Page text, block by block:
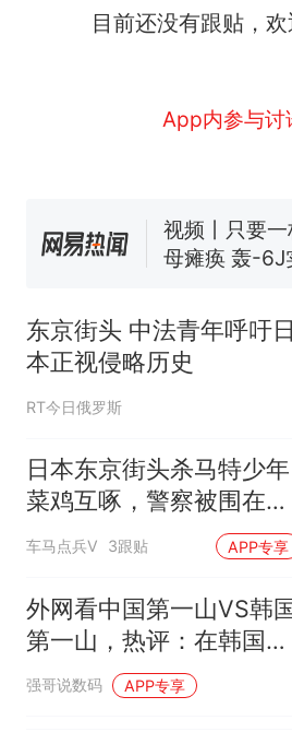
目前还没有跟贴，
App内参与讨
新 全球唯一
了……
视频丨只要
母瘫痪 轰-6J
电力部门回应
台风"白海豚"
大风力14级
十多万人
东京街头 中法青年呼吁日
本正视侵略历史
RT今日俄罗斯
日本东京街头杀马特少年
菜鸡互啄，警察被围在人
群里插不上手
车马点兵V 3跟贴 APP专享
外网看中国第一山VS韩
第一山，热评：在韩国土
堆也算山？
强哥说数码 APP专享